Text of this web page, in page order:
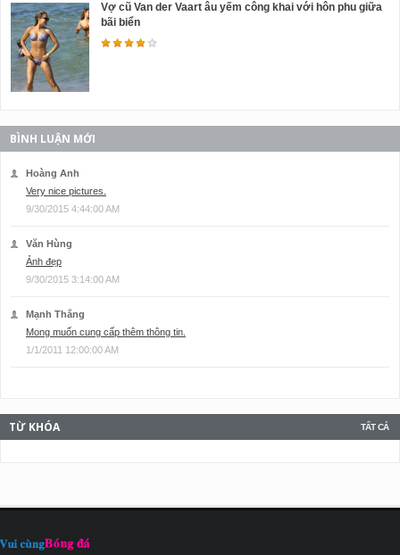
Vợ cũ Van der Vaart âu yếm công khai với hôn phu giữa
bãi biển
BÌNH LUẬN MỚI
Hoàng Anh
Very nice pictures.
9/30/2015 4:44:00 AM
Văn Hùng
Ảnh đẹp
9/30/2015 3:14:00 AM
Mạnh Thắng
Mong muốn cung cấp thêm thông tin.
1/1/2011 12:00:00 AM
TẤT CẢ
TỪ KHÓA